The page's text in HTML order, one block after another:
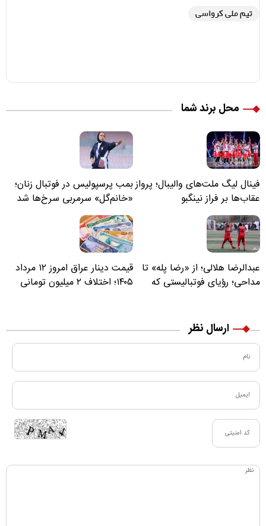
تیم ملی کرواسی
محل برند شما
فینال لیگ ملت‌های والیبال؛ پرواز
عقاب‌ها بر فراز نینگبو
بمب پرسپولیس در فوتبال زنان؛
«خانم‌گل» سرمربی سرخ‌ها شد
عبدالرضا هلالی؛ از «رضا پله» تا
مداحی؛ رؤیای فوتبالیستی که
قیمت دینار عراق امروز ۱۲ مرداد
۱۴۰۵؛ اختلاف ۲ میلیون تومانی
ارسال نظر